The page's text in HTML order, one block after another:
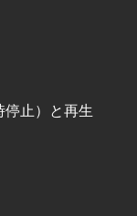
停止）と再生